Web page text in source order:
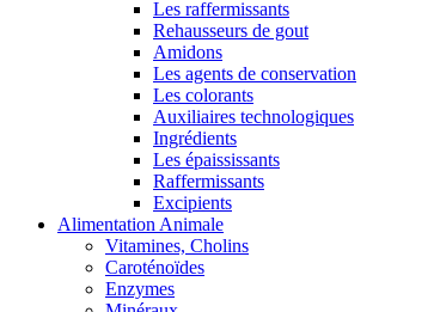
Les raffermissants
Rehausseurs de gout
Amidons
Les agents de conservation
Les colorants
Auxiliaires technologiques
Ingrédients
Les épaississants
Raffermissants
Excipients
Alimentation Animale
Vitamines, Cholins
Caroténoïdes
Enzymes